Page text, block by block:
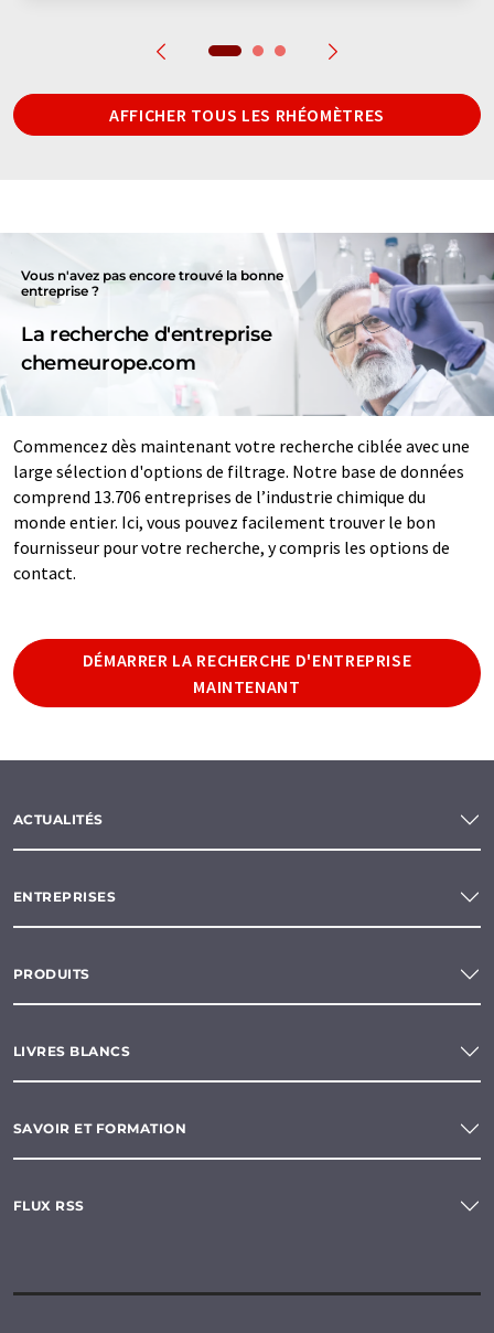
AFFICHER TOUS LES RHÉOMÈTRES
Vous n'avez pas encore trouvé la bonne
entreprise ?
La recherche d'entreprise
chemeurope.com
Commencez dès maintenant votre recherche ciblée avec une
large sélection d'options de filtrage. Notre base de données
comprend 13.706 entreprises de l’industrie chimique du
monde entier. Ici, vous pouvez facilement trouver le bon
fournisseur pour votre recherche, y compris les options de
contact.
DÉMARRER LA RECHERCHE D'ENTREPRISE
MAINTENANT
ACTUALITÉS
ENTREPRISES
PRODUITS
LIVRES BLANCS
SAVOIR ET FORMATION
FLUX RSS